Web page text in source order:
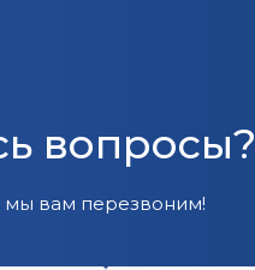
вопросы?
мы вам перезвоним!